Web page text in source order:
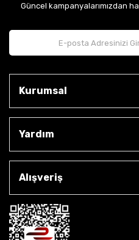
Güncel kampanyalarımızdan
Kurumsal
Yardım
Alışveriş